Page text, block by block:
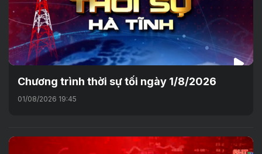
Chương trình thời sự tối ngày 1/8/2026
01/08/2026 19:45